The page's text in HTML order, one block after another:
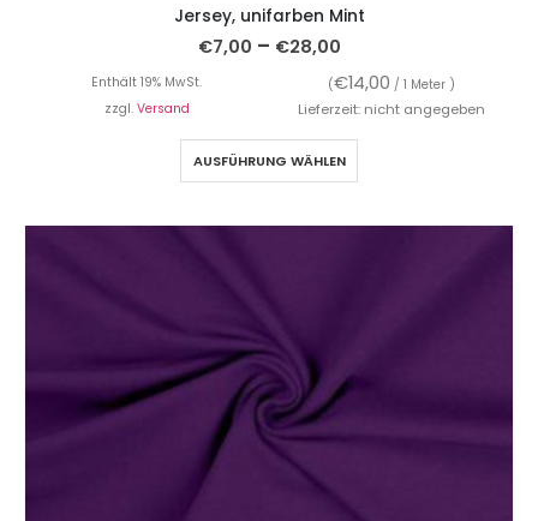
Jersey, unifarben Mint
€7,00 – €28,00
Enthält 19% MwSt. (€14,00 / 1 Meter )
zzgl. Versand Lieferzeit: nicht angegeben
AUSFÜHRUNG WÄHLEN